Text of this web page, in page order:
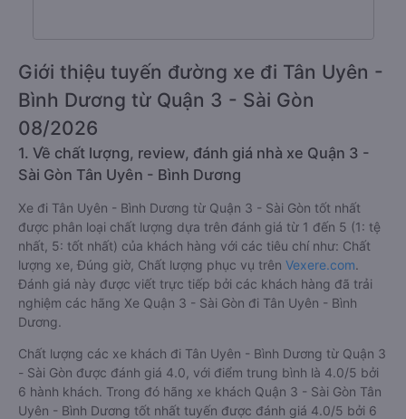
Giới thiệu tuyến đường xe đi Tân Uyên -
Bình Dương từ Quận 3 - Sài Gòn
08/2026
1. Về chất lượng, review, đánh giá nhà xe Quận 3 -
Sài Gòn Tân Uyên - Bình Dương
Xe đi Tân Uyên - Bình Dương từ Quận 3 - Sài Gòn tốt nhất
được phân loại chất lượng dựa trên đánh giá từ 1 đến 5 (1: tệ
nhất, 5: tốt nhất) của khách hàng với các tiêu chí như: Chất
lượng xe, Đúng giờ, Chất lượng phục vụ trên Vexere.com.
Đánh giá này được viết trực tiếp bởi các khách hàng đã trải
nghiệm các hãng Xe Quận 3 - Sài Gòn đi Tân Uyên - Bình
Dương.
Chất lượng các xe khách đi Tân Uyên - Bình Dương từ Quận 3
- Sài Gòn được đánh giá 4.0, với điểm trung bình là 4.0/5 bởi
6 hành khách. Trong đó hãng xe khách Quận 3 - Sài Gòn Tân
Uyên - Bình Dương tốt nhất tuyến được đánh giá 4.0/5 bởi 6